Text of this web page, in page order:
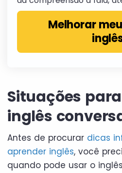
Melhorar
Situações
inglês
Antes de procurar dicas
aprender inglês, você
quando pode usar o